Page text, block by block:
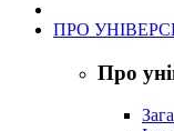
ПРО
Про